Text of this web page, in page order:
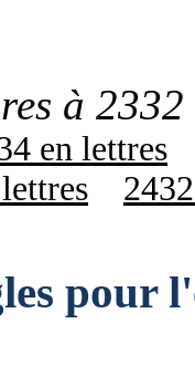
à
en lettres
pour